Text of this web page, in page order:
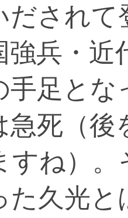
だされ
強兵・
手足と
急死（
すね）
た久光